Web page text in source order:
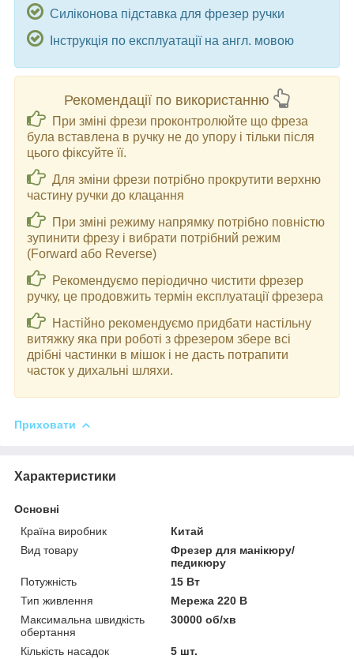
Силіконова підставка для фрезер ручки
Інструкція по експлуатації на англ. мовою
Рекомендації по використанню
При зміні фрези проконтролюйте що фреза
була вставлена в ручку не до упору і тільки після
цього фіксуйте її.
Для зміни фрези потрібно прокрутити верхню
частину ручки до клацання
При зміні режиму напрямку потрібно повністю
зупинити фрезу і вибрати потрібний режим
(Forward або Reverse)
Рекомендуємо періодично чистити фрезер
ручку, це продовжить термін експлуатації фрезера
Настійно рекомендуємо придбати настільну
витяжку яка при роботі з фрезером збере всі
дрібні частинки в мішок і не дасть потрапити
часток у дихальні шляхи.
Приховати
Характеристики
Основні
Країна виробник
Китай
Вид товару
Фрезер для манікюру/
педикюру
Потужність
15 Вт
Тип живлення
Мережа 220 В
Максимальна швидкість
обертання
30000 об/хв
Кількість насадок 5 шт.